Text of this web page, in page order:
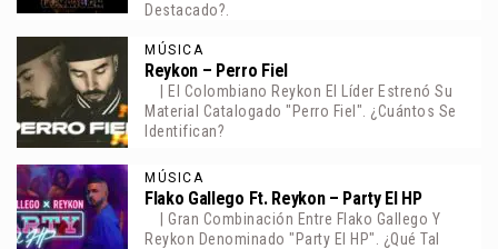
Destacado?.
MÚSICA
Reykon – Perro Fiel
| El Colombiano Reykon El Líder Estrenó Su
Material Catalogado "Perro Fiel". ¿Cuántos Se
Identifican?
MÚSICA
Flako Gallego Ft. Reykon – Party El HP
| Gran Combinación Entre Flako Gallego Y
Reykon Denominado "Party El HP". ¿Qué Tal